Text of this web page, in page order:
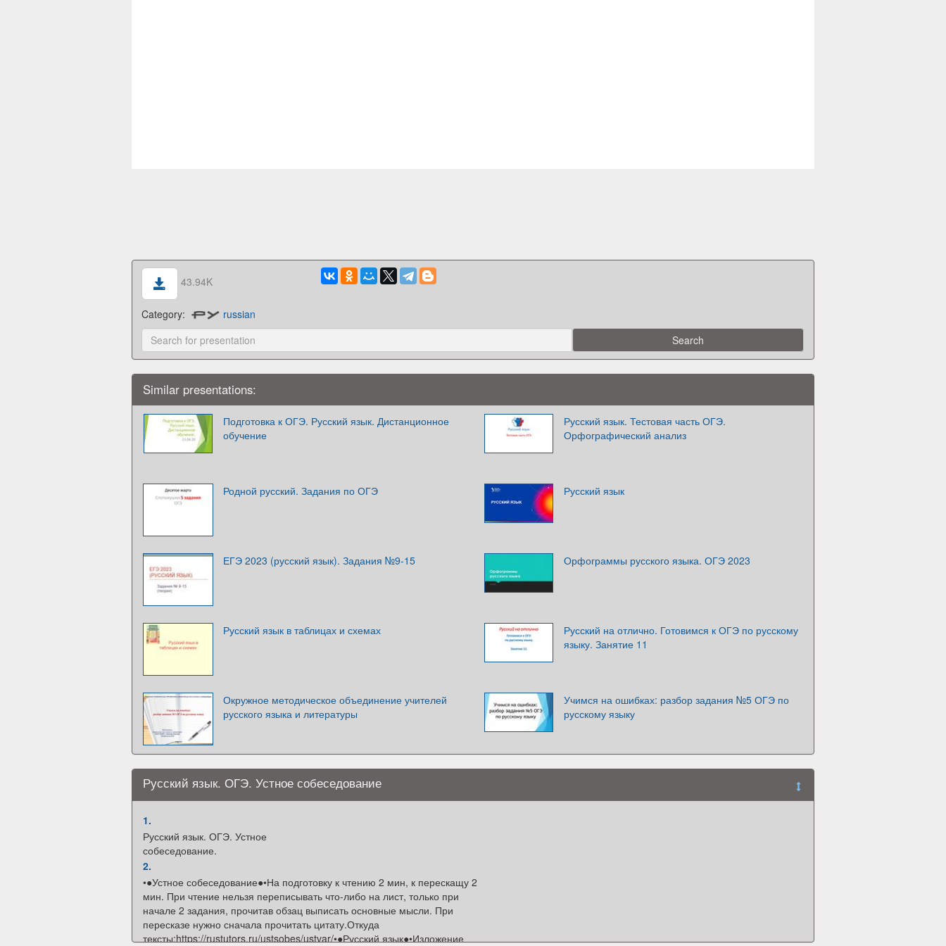
43.94K
Category: russian
Similar presentations:
Подготовка к ОГЭ. Русский язык. Дистанционное
обучение
Русский язык. Тестовая часть ОГЭ.
Орфографический анализ
Родной русский. Задания по ОГЭ Русский язык
ЕГЭ 2023 (русский язык). Задания №9-15 Орфограммы русского языка. ОГЭ 2023
Русский язык в таблицах и схемах
Русский на отлично. Готовимся к ОГЭ по русскому
языку. Занятие 11
Окружное методическое объединение учителей
русского языка и литературы
Учимся на ошибках: разбор задания №5 ОГЭ по
русскому языку
Русский язык. ОГЭ. Устное собеседование
1.
Русский язык. ОГЭ. Устное
собеседование.
2.
•●Устное собеседование●•На подготовку к чтению 2 мин, к перескащу 2
мин. При чтение нельзя переписывать что-либо на лист, только при
начале 2 задания, прочитав обзац выписать основные мысли. При
пересказе нужно сначала прочитать цитату.Откуда
тексты:https://rustutors.ru/ustsobes/ustvar/•●Русский язык●•Изложение